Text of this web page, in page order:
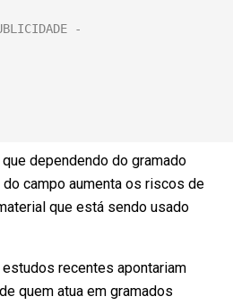
dependendo do gramado
campo aumenta os riscos de
que está sendo usado
estudos recentes apontariam
quem atua em gramados